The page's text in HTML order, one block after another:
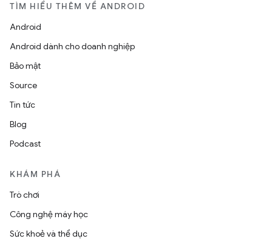
TÌM HIỂU THÊM VỀ ANDROID
Android
Android dành cho doanh nghiệp
Bảo mật
Source
Tin tức
Blog
Podcast
KHÁM PHÁ
Trò chơi
Công nghệ máy học
Sức khoẻ và thể dục